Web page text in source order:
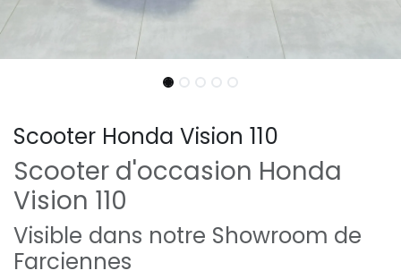
Scooter Honda Vision 110
Scooter d'occasion Honda
Vision 110
Visible dans notre Showroom de
Farciennes